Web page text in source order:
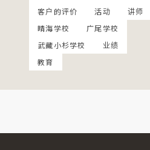
客户的评价
活动
讲师
晴海学校
广尾学校
武藏小杉学校
业绩
教育